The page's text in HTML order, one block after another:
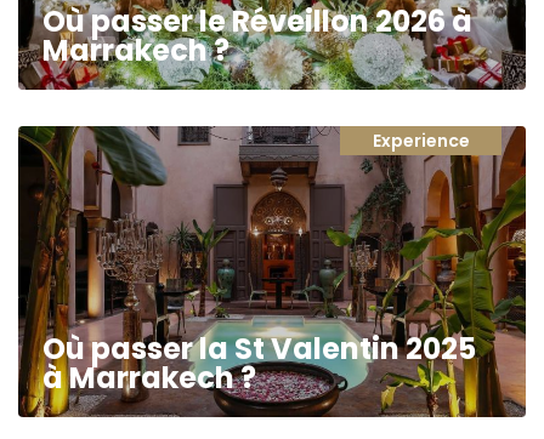
Où passer le Réveillon 2026 à
Marrakech ?
Experience
Où passer la St Valentin 2025
à Marrakech ?